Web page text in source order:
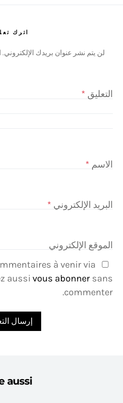
اترك
لن يتم نشر عنوان بريدك الإلكتروني.
التعليق *
الاسم *
البريد الإلكتروني *
الموقع الإلكتروني
à venir via
aussi vous abonner sans
commenter.
aussi